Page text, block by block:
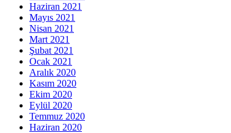
Haziran 2021
Mayıs 2021
Nisan 2021
Mart 2021
Şubat 2021
Ocak 2021
Aralık 2020
Kasım 2020
Ekim 2020
Eylül 2020
Temmuz 2020
Haziran 2020